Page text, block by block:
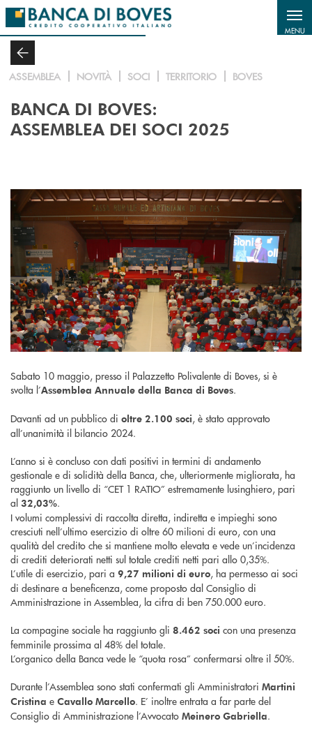
Salta al contenuto principale
MENU
ASSEMBLEA NOVITÀ SOCI TERRITORIO BOVES
BANCA DI BOVES:
ASSEMBLEA DEI SOCI 2025
Sabato 10 maggio, presso il Palazzetto Polivalente di Boves, si è
svolta l’Assemblea Annuale della Banca di Boves.
Davanti ad un pubblico di oltre 2.100 soci, è stato approvato
all’unanimità il bilancio 2024.
L’anno si è concluso con dati positivi in termini di andamento
gestionale e di solidità della Banca, che, ulteriormente migliorata, ha
raggiunto un livello di “CET 1 RATIO” estremamente lusinghiero, pari
al 32,03%.
I volumi complessivi di raccolta diretta, indiretta e impieghi sono
cresciuti nell’ultimo esercizio di oltre 60 milioni di euro, con una
qualità del credito che si mantiene molto elevata e vede un’incidenza
di crediti deteriorati netti sul totale crediti netti pari allo 0,35%.
L’utile di esercizio, pari a 9,27 milioni di euro, ha permesso ai soci
di destinare a beneficenza, come proposto dal Consiglio di
Amministrazione in Assemblea, la cifra di ben 750.000 euro.
La compagine sociale ha raggiunto gli 8.462 soci con una presenza
femminile prossima al 48% del totale.
L’organico della Banca vede le “quota rosa” confermarsi oltre il 50%.
Durante l’Assemblea sono stati confermati gli Amministratori Martini
Cristina e Cavallo Marcello. E’ inoltre entrata a far parte del
Consiglio di Amministrazione l’Avvocato Meinero Gabriella.